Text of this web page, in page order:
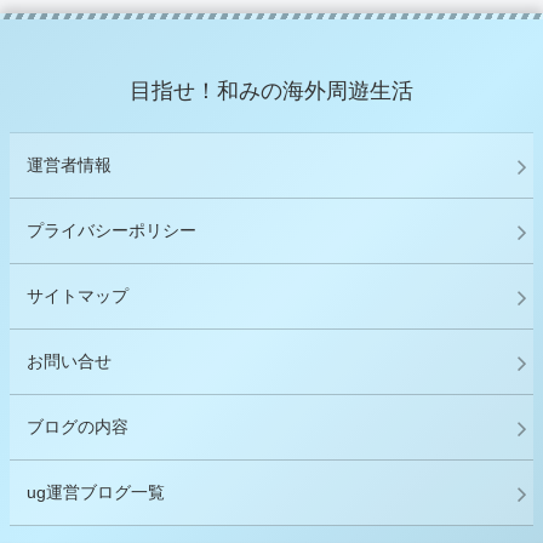
目指せ！和みの海外周遊生活
運営者情報
プライバシーポリシー
サイトマップ
お問い合せ
ブログの内容
ug運営ブログ一覧